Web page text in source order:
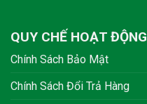
QUY CHẾ HOẠT ĐỘNG
Chính Sách Bảo Mật
Chính Sách Đổi Trả Hàng